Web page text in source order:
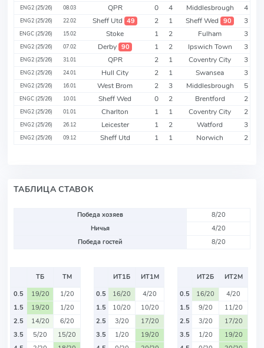
ENG2 (25/26) 08.03 QPR 0 4 Middlesbrough 4
ENG2 (25/26) 22.02 Sheff Utd 49 2 1 Sheff Wed 90 3
ENGC (25/26) 15.02 Stoke 1 2 Fulham 3
ENG2 (25/26) 07.02 Derby 90 1 2 Ipswich Town 3
ENG2 (25/26) 31.01 QPR 2 1 Coventry City 3
ENG2 (25/26) 24.01 Hull City 2 1 Swansea 3
ENG2 (25/26) 16.01 West Brom 2 3 Middlesbrough 5
ENGC (25/26) 10.01 Sheff Wed 0 2 Brentford 2
ENG2 (25/26) 01.01 Charlton 1 1 Coventry City 2
ENG2 (25/26) 26.12 Leicester 1 2 Watford 3
ENG2 (25/26) 09.12 Sheff Utd 1 1 Norwich 2
ТАБЛИЦА СТАВОК
Победа хозяев
8/20
Ничья
4/20
Победа гостей
8/20
ТБ
ТМ
0.5
19/20
1/20
1.5
19/20
1/20
2.5
14/20
6/20
3.5
5/20
15/20
ИТ1Б
ИТ1М
0.5
16/20
4/20
1.5
10/20
10/20
2.5
3/20
17/20
3.5
1/20
19/20
ИТ2Б
ИТ2М
0.5
16/20
4/20
1.5
9/20
11/20
2.5
3/20
17/20
3.5
1/20
19/20